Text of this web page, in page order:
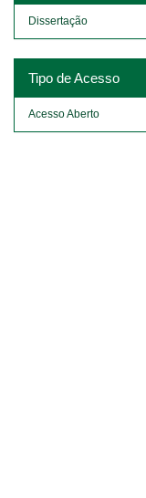
Dissertação
Tipo de Acesso
Acesso Aberto